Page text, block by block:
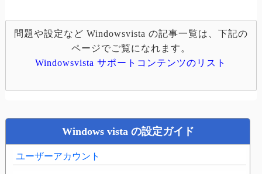
問題や設定など Windowsvista の記事一覧は、下記の
ページでご覧になれます。
Windowsvista サポートコンテンツのリスト
Windows vista の設定ガイド
ユーザーアカウント